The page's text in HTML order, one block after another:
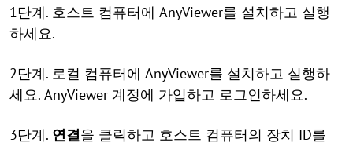
1단계. 호스트 컴퓨터에 AnyViewer를 설치하고 실행
하세요.
2단계. 로컬 컴퓨터에 AnyViewer를 설치하고 실행하
세요. AnyViewer 계정에 가입하고 로그인하세요.
3단계. 연결을 클릭하고 호스트 컴퓨터의 장치 ID를